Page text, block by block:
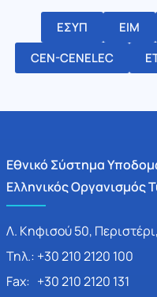
ΕΣΥΠ ΕΙΜ
CEN-CENELEC
Εθνικό Σύστημα
Ελληνικός Οργανισμός
Λ. Κηφισού 50,
Τηλ.: +30 210 2120 100
Fax: +30 210 2120 131